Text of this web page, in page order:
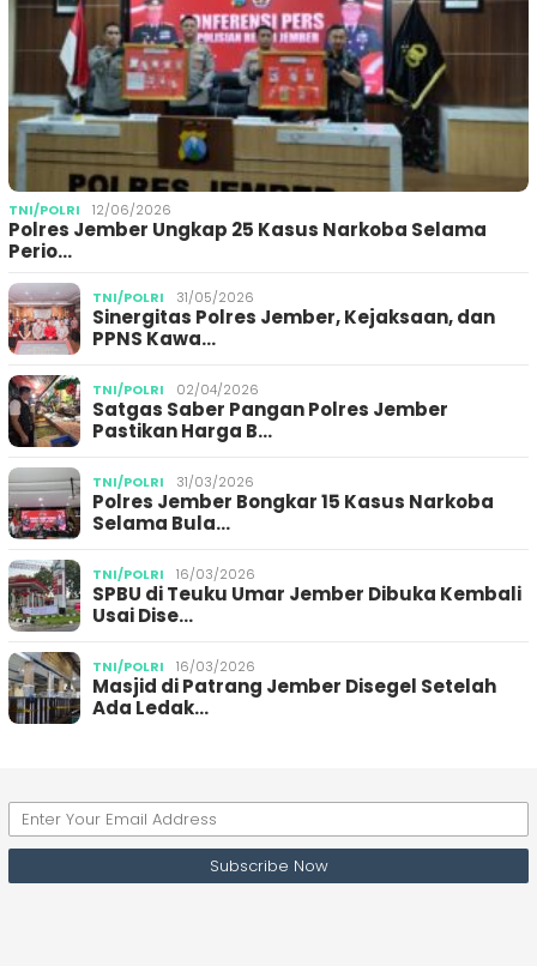
TNI/POLRI 12/06/2026
Polres Jember Ungkap 25 Kasus Narkoba Selama
Perio…
TNI/POLRI 31/05/2026
Sinergitas Polres Jember, Kejaksaan, dan
PPNS Kawa…
TNI/POLRI 02/04/2026
Satgas Saber Pangan Polres Jember
Pastikan Harga B…
TNI/POLRI 31/03/2026
Polres Jember Bongkar 15 Kasus Narkoba
Selama Bula…
TNI/POLRI 16/03/2026
SPBU di Teuku Umar Jember Dibuka Kembali
Usai Dise…
TNI/POLRI 16/03/2026
Masjid di Patrang Jember Disegel Setelah
Ada Ledak…